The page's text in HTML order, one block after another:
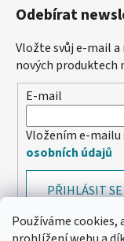
Používáme
Odebírat
Vložte svůj e-mail
nových produktech
E-mail
Vložením e-mailu
osobních údajů
PŘIHLÁSIT SE